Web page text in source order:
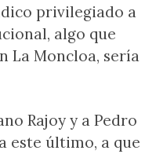
privilegiado a
algo que
La Moncloa, sería
Rajoy y a Pedro
este último, a que